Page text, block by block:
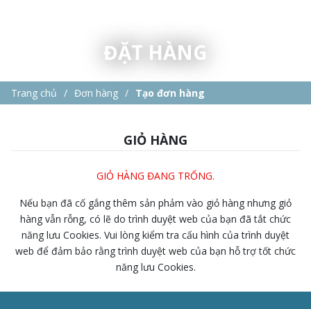
ĐẶT HÀNG
Trang chủ Đơn hàng Tạo đơn hàng
GIỎ HÀNG
GIỎ HÀNG ĐANG TRỐNG.
Nếu bạn đã cố gắng thêm sản phảm vào giỏ hàng nhưng giỏ
hàng vẫn rỗng, có lẽ do trình duyệt web của bạn đã tắt chức
năng lưu Cookies. Vui lòng kiểm tra cấu hình của trình duyệt
web để đảm bảo rằng trình duyệt web của bạn hỗ trợ tốt chức
năng lưu Cookies.